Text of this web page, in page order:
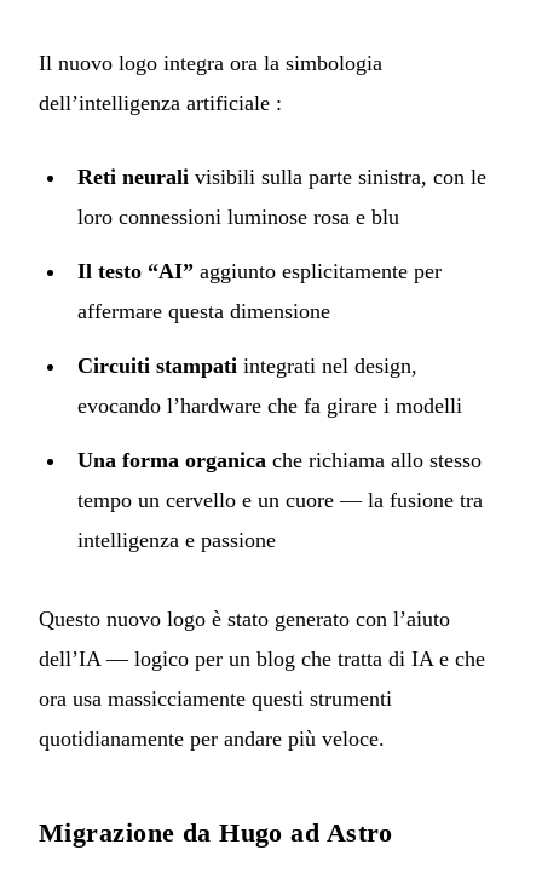
Il nuovo logo integra ora la simbologia
dell’intelligenza artificiale :
Reti neurali visibili sulla parte sinistra, con le
loro connessioni luminose rosa e blu
Il testo “AI” aggiunto esplicitamente per
affermare questa dimensione
Circuiti stampati integrati nel design,
evocando l’hardware che fa girare i modelli
Una forma organica che richiama allo stesso
tempo un cervello e un cuore — la fusione tra
intelligenza e passione
Questo nuovo logo è stato generato con l’aiuto
dell’IA — logico per un blog che tratta di IA e che
ora usa massicciamente questi strumenti
quotidianamente per andare più veloce.
Migrazione da Hugo ad Astro